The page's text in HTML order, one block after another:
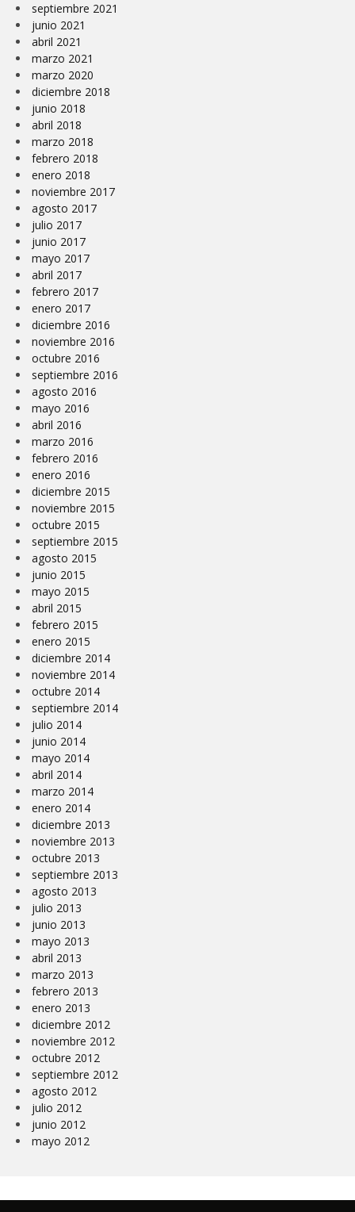
septiembre 2021
junio 2021
abril 2021
marzo 2021
marzo 2020
diciembre 2018
junio 2018
abril 2018
marzo 2018
febrero 2018
enero 2018
noviembre 2017
agosto 2017
julio 2017
junio 2017
mayo 2017
abril 2017
febrero 2017
enero 2017
diciembre 2016
noviembre 2016
octubre 2016
septiembre 2016
agosto 2016
mayo 2016
abril 2016
marzo 2016
febrero 2016
enero 2016
diciembre 2015
noviembre 2015
octubre 2015
septiembre 2015
agosto 2015
junio 2015
mayo 2015
abril 2015
febrero 2015
enero 2015
diciembre 2014
noviembre 2014
octubre 2014
septiembre 2014
julio 2014
junio 2014
mayo 2014
abril 2014
marzo 2014
enero 2014
diciembre 2013
noviembre 2013
octubre 2013
septiembre 2013
agosto 2013
julio 2013
junio 2013
mayo 2013
abril 2013
marzo 2013
febrero 2013
enero 2013
diciembre 2012
noviembre 2012
octubre 2012
septiembre 2012
agosto 2012
julio 2012
junio 2012
mayo 2012